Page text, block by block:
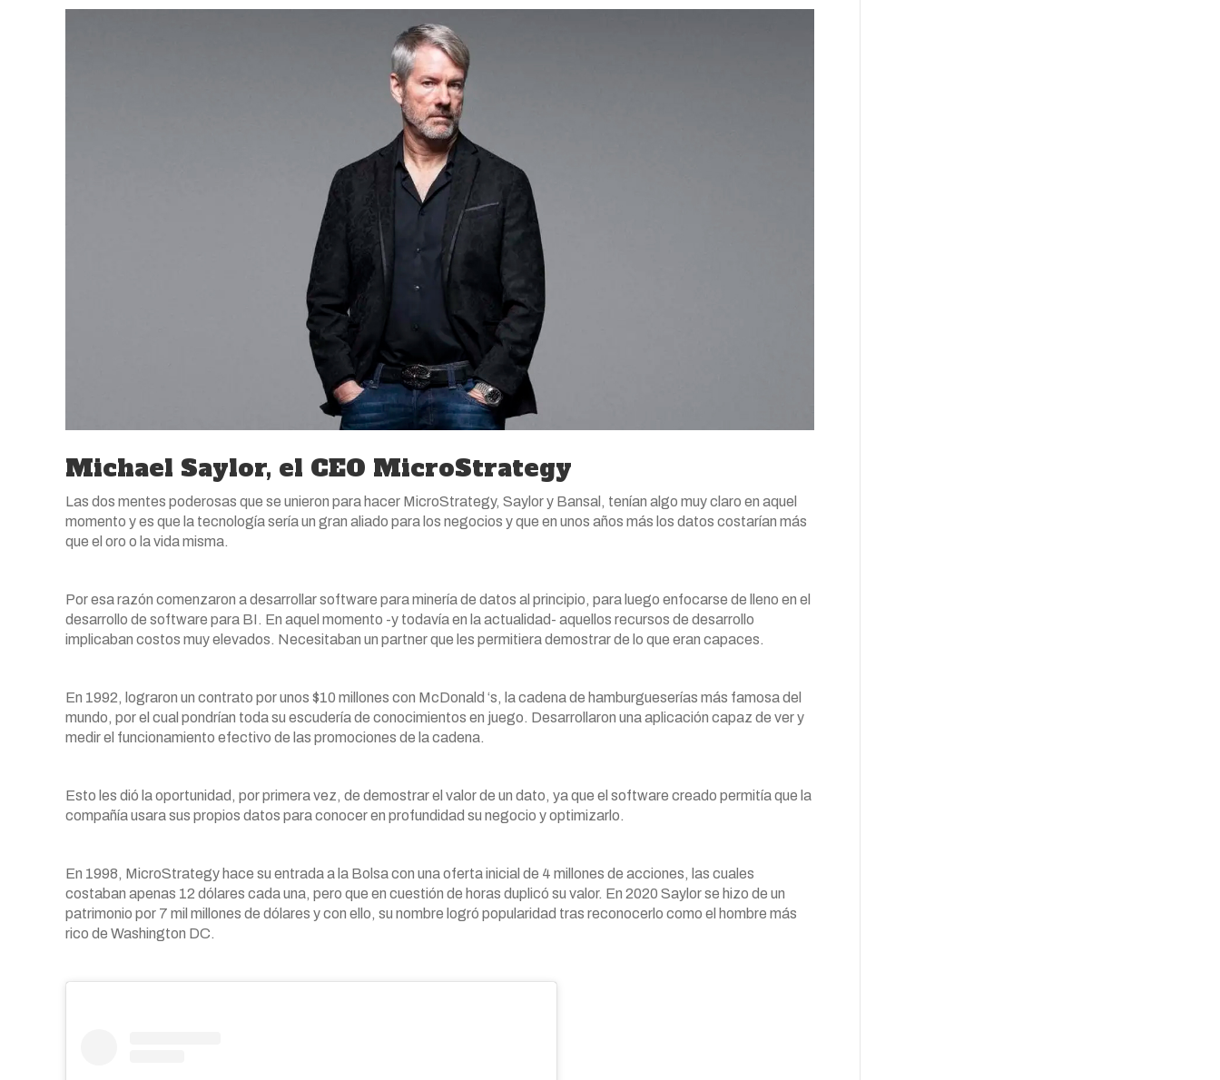
Michael Saylor, el CEO MicroStrategy
Las dos mentes poderosas que se unieron para hacer MicroStrategy, Saylor y Bansal, tenían algo muy claro en aquel
momento y es que la tecnología sería un gran aliado para los negocios y que en unos años más los datos costarían más
que el oro o la vida misma.
Por esa razón comenzaron a desarrollar software para minería de datos al principio, para luego enfocarse de lleno en el
desarrollo de software para BI. En aquel momento -y todavía en la actualidad- aquellos recursos de desarrollo
implicaban costos muy elevados. Necesitaban un partner que les permitiera demostrar de lo que eran capaces.
En 1992, lograron un contrato por unos $10 millones con McDonald ‘s, la cadena de hamburgueserías más famosa del
mundo, por el cual pondrían toda su escudería de conocimientos en juego. Desarrollaron una aplicación capaz de ver y
medir el funcionamiento efectivo de las promociones de la cadena.
Esto les dió la oportunidad, por primera vez, de demostrar el valor de un dato, ya que el software creado permitía que la
compañía usara sus propios datos para conocer en profundidad su negocio y optimizarlo.
En 1998, MicroStrategy hace su entrada a la Bolsa con una oferta inicial de 4 millones de acciones, las cuales
costaban apenas 12 dólares cada una, pero que en cuestión de horas duplicó su valor. En 2020 Saylor se hizo de un
patrimonio por 7 mil millones de dólares y con ello, su nombre logró popularidad tras reconocerlo como el hombre más
rico de Washington DC.